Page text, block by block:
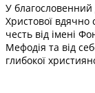
У
Христової
честь від імені
Мефодія та від
глибокої